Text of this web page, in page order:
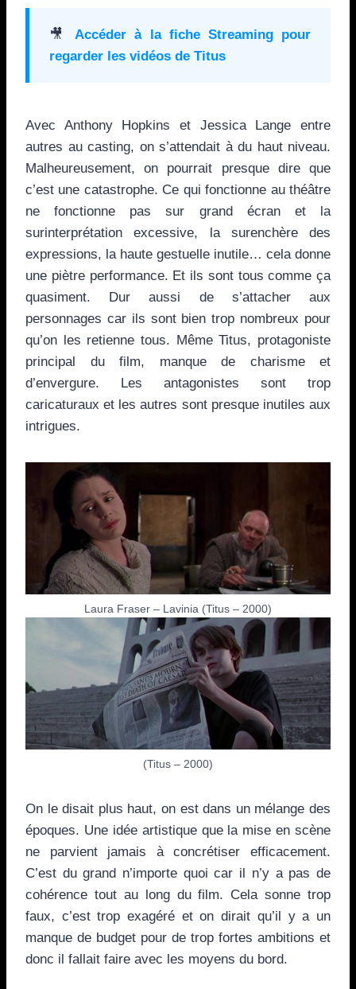
🎥 Accéder à la fiche Streaming pour
regarder les vidéos de Titus
Avec Anthony Hopkins et Jessica Lange entre
autres au casting, on s’attendait à du haut niveau.
Malheureusement, on pourrait presque dire que
c’est une catastrophe. Ce qui fonctionne au théâtre
ne fonctionne pas sur grand écran et la
surinterprétation excessive, la surenchère des
expressions, la haute gestuelle inutile… cela donne
une piètre performance. Et ils sont tous comme ça
quasiment. Dur aussi de s’attacher aux
personnages car ils sont bien trop nombreux pour
qu’on les retienne tous. Même Titus, protagoniste
principal du film, manque de charisme et
d’envergure. Les antagonistes sont trop
caricaturaux et les autres sont presque inutiles aux
intrigues.
Laura Fraser – Lavinia (Titus – 2000)
(Titus – 2000)
On le disait plus haut, on est dans un mélange des
époques. Une idée artistique que la mise en scène
ne parvient jamais à concrétiser efficacement.
C’est du grand n’importe quoi car il n’y a pas de
cohérence tout au long du film. Cela sonne trop
faux, c’est trop exagéré et on dirait qu’il y a un
manque de budget pour de trop fortes ambitions et
donc il fallait faire avec les moyens du bord.